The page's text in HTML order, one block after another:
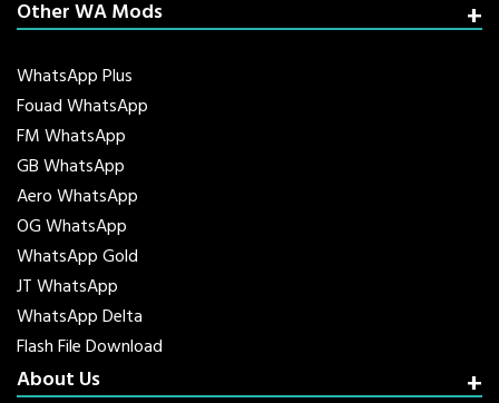
Other WA Mods
WhatsApp Plus
Fouad WhatsApp
FM WhatsApp
GB WhatsApp
Aero WhatsApp
OG WhatsApp
WhatsApp Gold
JT WhatsApp
WhatsApp Delta
Flash File Download
About Us